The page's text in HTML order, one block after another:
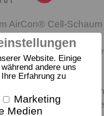
Website. Einige
andere uns
Erfahrung zu
Marketing
Medien
AirCon® Cell-Schaum
an – optimal
und
sanft einsinken
Liegekomfort legen –
Schulter-